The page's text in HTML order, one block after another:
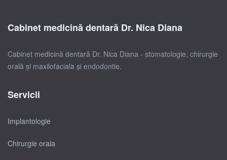
Cabinet medicină dentară Dr. Nica Diana
Cabinet medicină dentară Dr. Nica Diana - stomatologie, chirurgie
orală și maxilofaciala și endodontie.
Servicii
Implantologie
Chirurgie orala